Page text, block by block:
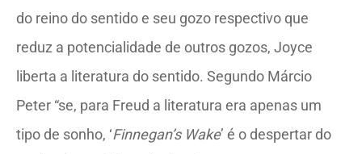
do reino do sentido e seu gozo respectivo que
reduz a potencialidade de outros gozos, Joyce
liberta a literatura do sentido. Segundo Márcio
Peter “se, para Freud a literatura era apenas um
tipo de sonho, ‘Finnegan’s Wake’ é o despertar do